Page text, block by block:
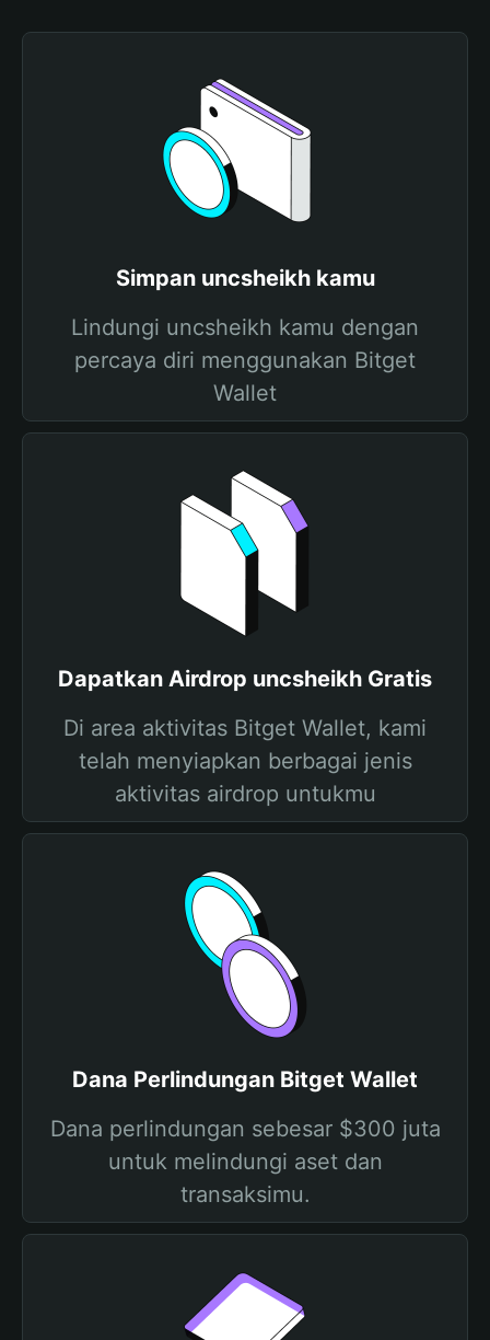
Simpan uncsheikh kamu
Lindungi uncsheikh kamu dengan
percaya diri menggunakan Bitget
Wallet
Dapatkan Airdrop uncsheikh Gratis
Di area aktivitas Bitget Wallet, kami
telah menyiapkan berbagai jenis
aktivitas airdrop untukmu
Dana Perlindungan Bitget Wallet
Dana perlindungan sebesar $300 juta
untuk melindungi aset dan
transaksimu.